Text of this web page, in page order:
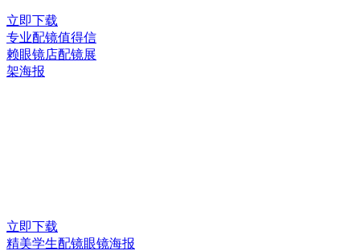
立即下载
专业配镜值得信
赖眼镜店配镜展
架海报
立即下载
精美学生配镜眼镜海报